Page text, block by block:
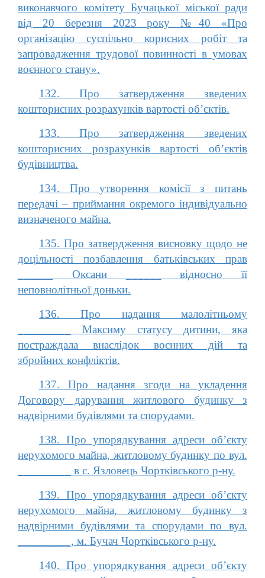
виконавчого комітету Бучацької міської ради
від 20 березня 2023 року №40 «Про
організацію суспільно корисних робіт та
запровадження трудової повинності в умовах
воєнного стану».
132. Про затвердження зведених
кошторисних розрахунків вартості об’єктів.
133. Про затвердження зведених
кошторисних розрахунків вартості об’єктів
будівництва.
134. Про утворення комісії з питань
передачі – приймання окремого індивідуально
визначеного майна.
135. Про затвердження висновку щодо не
доцільності позбавлення батьківських прав
______ Оксани ______ відносно її
неповнолітньої доньки.
136. Про надання малолітньому
_________ Максиму статусу дитини, яка
постраждала внаслідок воєнних дій та
збройних конфліктів.
137. Про надання згоди на укладення
Договору дарування житлового будинку з
надвірними будівлями та спорудами.
138. Про упорядкування адреси об’єкту
нерухомого майна, житловому будинку по вул.
_________ в с. Язловець Чортківського р-ну.
139. Про упорядкування адреси об’єкту
нерухомого майна, житловому будинку з
надвірними будівлями та спорудами по вул.
_________, м. Бучач Чортківського р-ну.
140. Про упорядкування адреси об’єкту